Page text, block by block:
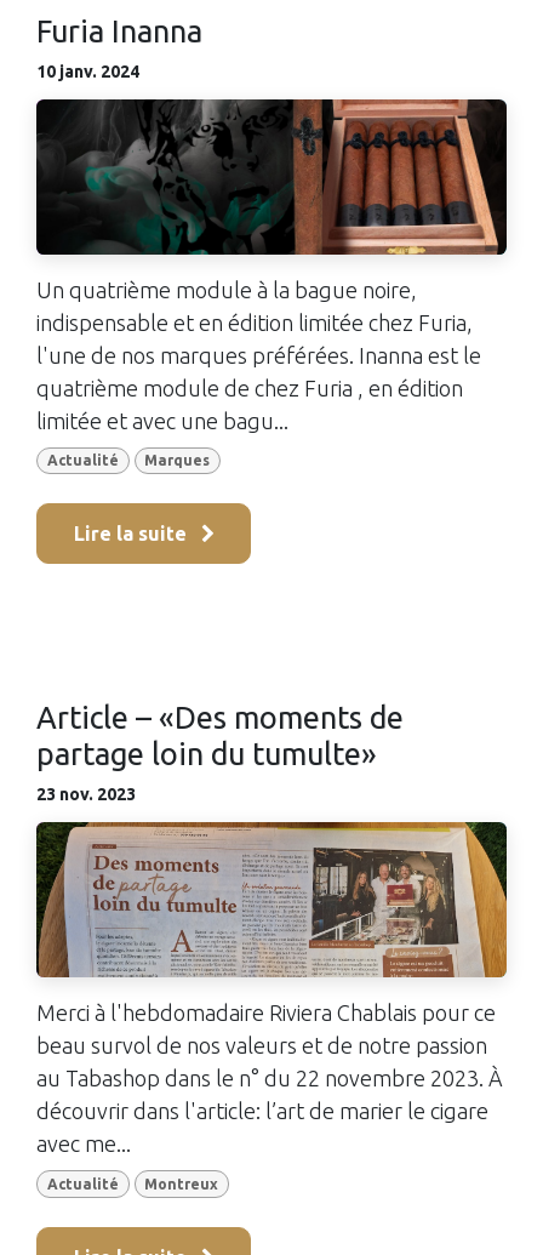
Furia Inanna
10 janv. 2024
Un quatrième module à la bague noire,
indispensable et en édition limitée chez Furia,
l'une de nos marques préférées. Inanna est le
quatrième module de chez Furia , en édition
limitée et avec une bagu...
Actualité Marques
Lire la suite
Article – «Des moments de
partage loin du tumulte»
23 nov. 2023
Merci à l'hebdomadaire Riviera Chablais pour ce
beau survol de nos valeurs et de notre passion
au Tabashop dans le n° du 22 novembre 2023. À
découvrir dans l'article: l’art de marier le cigare
avec me...
Actualité Montreux